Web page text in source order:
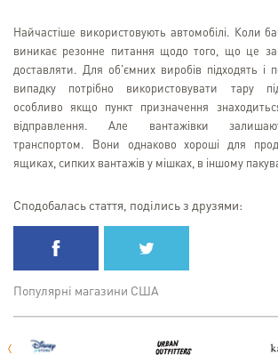
Найчастіше використовують автомобілі. Коли
виникає резонне питання щодо того, що це
доставляти. Для об'ємних виробів підходять і
випадку потрібно використовувати тару
особливо якщо пункт призначення
відправлення. Але вантажівки
транспортом. Вони однаково хороші для
ящиках, сипких вантажів у мішках, в іншому
Сподобалась стаття, поділись з друзями:
Популярні магазини США